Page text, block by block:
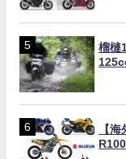
榴槤
【